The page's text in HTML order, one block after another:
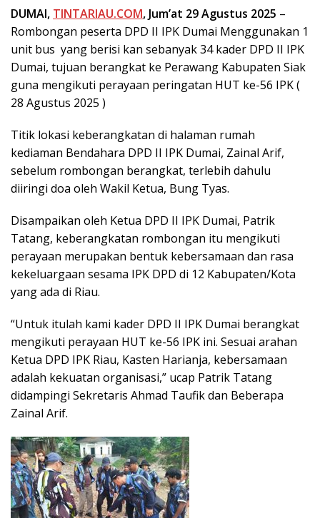
DUMAI, TINTARIAU.COM, Jum’at 29 Agustus 2025 –
Rombongan peserta DPD II IPK Dumai Menggunakan 1
unit bus yang berisi kan sebanyak 34 kader DPD II IPK
Dumai, tujuan berangkat ke Perawang Kabupaten Siak
guna mengikuti perayaan peringatan HUT ke-56 IPK (
28 Agustus 2025 )
Titik lokasi keberangkatan di halaman rumah
kediaman Bendahara DPD II IPK Dumai, Zainal Arif,
sebelum rombongan berangkat, terlebih dahulu
diiringi doa oleh Wakil Ketua, Bung Tyas.
Disampaikan oleh Ketua DPD II IPK Dumai, Patrik
Tatang, keberangkatan rombongan itu mengikuti
perayaan merupakan bentuk kebersamaan dan rasa
kekeluargaan sesama IPK DPD di 12 Kabupaten/Kota
yang ada di Riau.
“Untuk itulah kami kader DPD II IPK Dumai berangkat
mengikuti perayaan HUT ke-56 IPK ini. Sesuai arahan
Ketua DPD IPK Riau, Kasten Harianja, kebersamaan
adalah kekuatan organisasi,” ucap Patrik Tatang
didampingi Sekretaris Ahmad Taufik dan Beberapa
Zainal Arif.